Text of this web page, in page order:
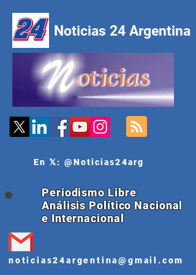
Noticias 24 Argentina
En 𝕏: @Noticias24arg
Periodismo Libre
Análisis Político Nacional
e Internacional
noticias24argentina@gmail.com